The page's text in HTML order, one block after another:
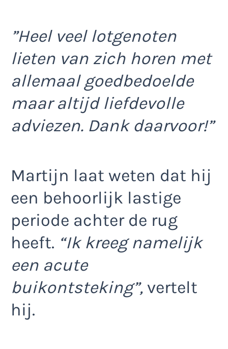
”Heel veel lotgenoten
lieten van zich horen met
allemaal goedbedoelde
maar altijd liefdevolle
adviezen. Dank daarvoor!”
Martijn laat weten dat hij
een behoorlijk lastige
periode achter de rug
heeft. “Ik kreeg namelijk
een acute
buikontsteking”, vertelt
hij.